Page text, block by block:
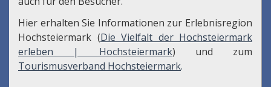
Hier erhalten Sie Informationen zur Erlebnisregion
Hochsteiermark (Die Vielfalt der Hochsteiermark
erleben | Hochsteiermark) und zum
Tourismusverband Hochsteiermark.